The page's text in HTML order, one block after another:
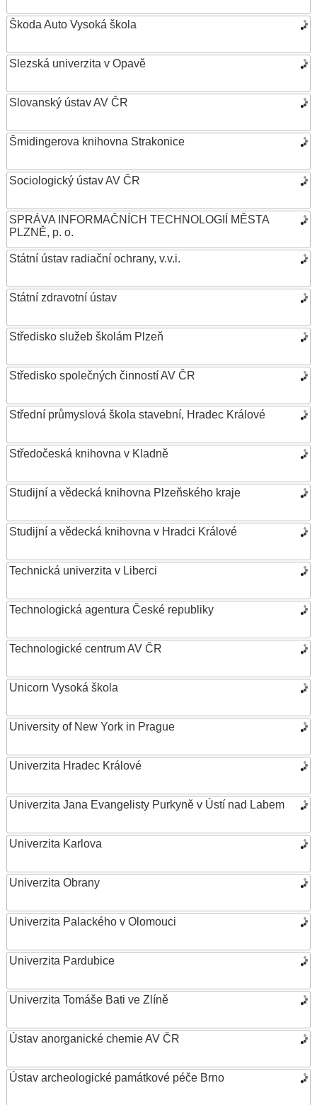
Škoda Auto Vysoká škola
Slezská univerzita v Opavě
Slovanský ústav AV ČR
Šmidingerova knihovna Strakonice
Sociologický ústav AV ČR
SPRÁVA INFORMAČNÍCH TECHNOLOGIÍ MĚSTA
PLZNĚ, p. o.
Státní ústav radiační ochrany, v.v.i.
Státní zdravotní ústav
Středisko služeb školám Plzeň
Středisko společných činností AV ČR
Střední průmyslová škola stavební, Hradec Králové
Středočeská knihovna v Kladně
Studijní a vědecká knihovna Plzeňského kraje
Studijní a vědecká knihovna v Hradci Králové
Technická univerzita v Liberci
Technologická agentura České republiky
Technologické centrum AV ČR
Unicorn Vysoká škola
University of New York in Prague
Univerzita Hradec Králové
Univerzita Jana Evangelisty Purkyně v Ústí nad Labem
Univerzita Karlova
Univerzita Obrany
Univerzita Palackého v Olomouci
Univerzita Pardubice
Univerzita Tomáše Bati ve Zlíně
Ústav anorganické chemie AV ČR
Ústav archeologické památkové péče Brno